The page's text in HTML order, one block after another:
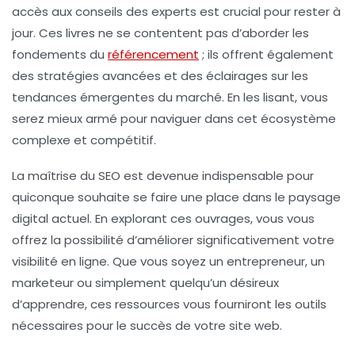
accès aux conseils des experts est crucial pour rester à
jour. Ces livres ne se contentent pas d’aborder les
fondements du référencement ; ils offrent également
des stratégies avancées et des éclairages sur les
tendances émergentes du marché. En les lisant, vous
serez mieux armé pour naviguer dans cet écosystème
complexe et compétitif.
La maîtrise du SEO est devenue indispensable pour
quiconque souhaite se faire une place dans le paysage
digital actuel. En explorant ces ouvrages, vous vous
offrez la possibilité d’améliorer significativement votre
visibilité en ligne. Que vous soyez un entrepreneur, un
marketeur ou simplement quelqu’un désireux
d’apprendre, ces ressources vous fourniront les outils
nécessaires pour le succès de votre site web.